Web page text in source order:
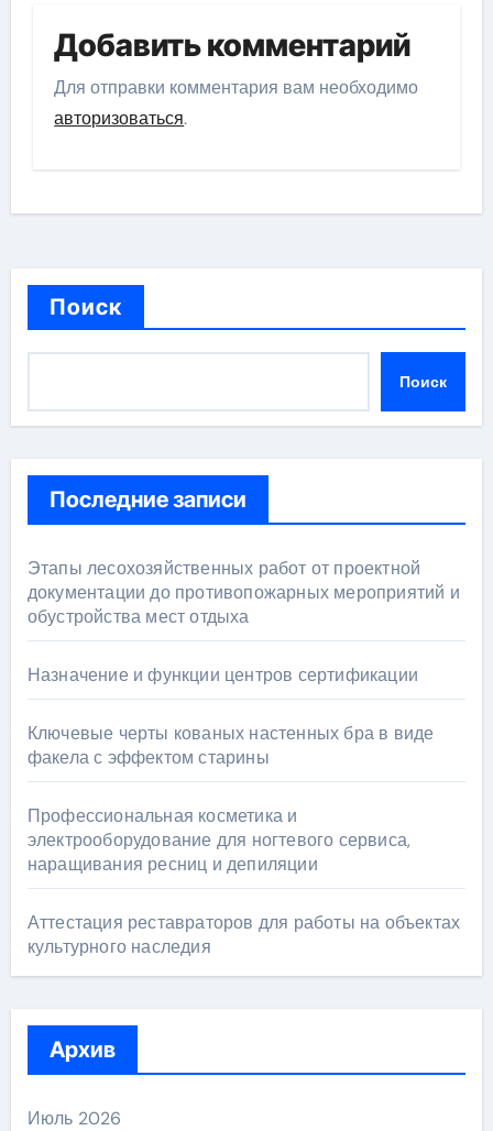
Добавить комментарий
Для отправки комментария вам необходимо
авторизоваться.
Поиск
Поиск
Последние записи
Этапы лесохозяйственных работ от проектной
документации до противопожарных мероприятий и
обустройства мест отдыха
Назначение и функции центров сертификации
Ключевые черты кованых настенных бра в виде
факела с эффектом старины
Профессиональная косметика и
электрооборудование для ногтевого сервиса,
наращивания ресниц и депиляции
Аттестация реставраторов для работы на объектах
культурного наследия
Архив
Июль 2026